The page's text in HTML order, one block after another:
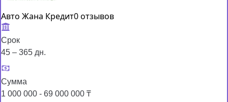
Авто Жана Кредит0 отзывов
Срок
45 – 365 дн.
Сумма
1 000 000 - 69 000 000 ₸